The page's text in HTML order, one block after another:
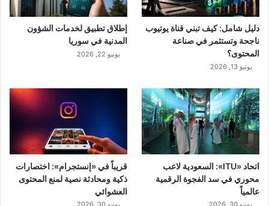
دليل شامل: كيف تبني قناة يوتيوب
ناجحة وتستثمر في صناعة
المحتوى؟
يونيو 13, 2026
إطلاق تطبيق لخدمات الشؤون
المدنية في سوريا
يونيو 22, 2026
اتحاد «ITU»: السعودية لاعب
محوري في سد الفجوة الرقمية
عالمياً
يونيو 30, 2026
قريباً في «إنستجرام»: اختصارات
ذكية ومحادثة نصية لمنع المحتوى
العشوائي
يونيو 30, 2026